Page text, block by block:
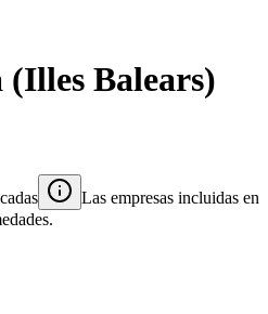
(Illes Balears)
Las empresas incluidas en